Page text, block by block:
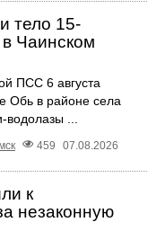
тело 15-
Чаинском
ПСС 6 августа
Обь в районе села
водолазы ...
459 07.08.2026
к
незаконную